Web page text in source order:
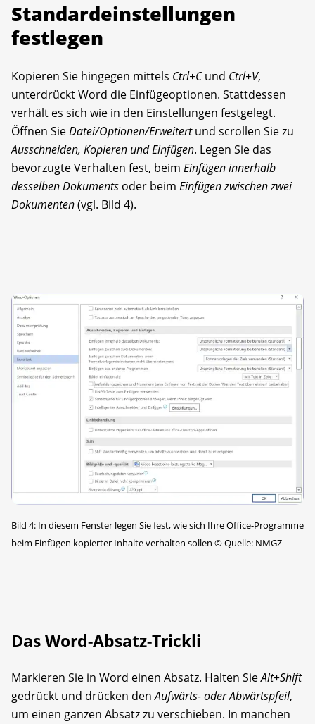
Standardeinstellungen
festlegen
Kopieren Sie hingegen mittels Ctrl+Cund Ctrl+V,
unterdrückt Word die Einfügeoptionen. Stattdessen
verhält es sich wie in den Einstellungen festgelegt.
Öffnen SieDatei/Optionen/Erweitertund scrollen Sie zu
Ausschneiden, Kopieren und Einfügen. Legen Sie das
bevorzugte Verhalten fest, beim Einfügen innerhalb
desselben Dokuments oder beim Einfügen zwischen zwei
Dokumenten(vgl. Bild 4).
Bild 4: In diesem Fenster legen Sie fest, wie sich Ihre Office-Programme
beim Einfügen kopierter Inhalte verhalten sollen ©Quelle: NMGZ
Das Word-Absatz-Trickli
Markieren Sie in Word einen Absatz. Halten SieAlt+Shift
gedrückt und drücken denAufwärts- oder Abwärtspfeil,
um einen ganzen Absatz zu verschieben. In manchen